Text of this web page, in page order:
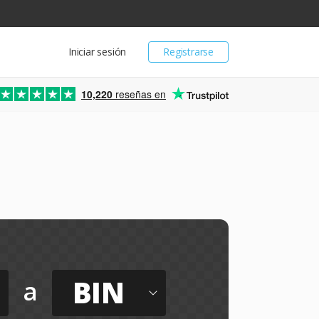
Registrarse
Iniciar sesión
10,220 reseñas en
a BIN